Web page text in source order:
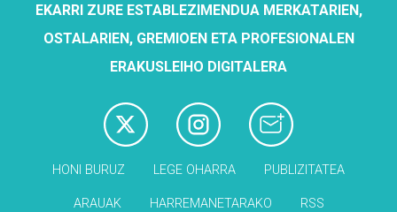
EKARRI ZURE ESTABLEZIMENDUA MERKATARIEN,
OSTALARIEN, GREMIOEN ETA PROFESIONALEN
ERAKUSLEIHO DIGITALERA
HONI BURUZ LEGE OHARRA PUBLIZITATEA
ARAUAK HARREMANETARAKO RSS